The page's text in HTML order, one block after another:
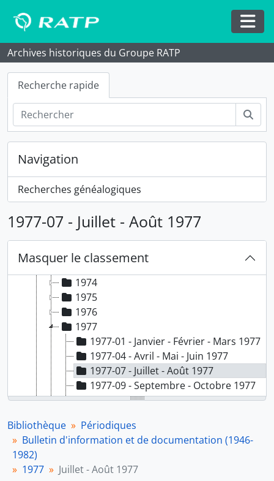
Archives historiques du Groupe RATP
Recherche rapide
Navigation
Recherches généalogiques
1977-07 - Juillet - Août 1977
Masquer le classement
1956
1957
1958
1959
1960
1961
1962
1964
1966
1967
1968
1970
1971
1972
1974
1975
1976
1977
1977-01 - Janvier - Février - Mars 1977
1977-04 - Avril - Mai - Juin 1977
1977-07 - Juillet - Août 1977
1977-09 - Septembre - Octobre 1977
1977-11 - Novembre - Décembre 1977
1978
1979
1981
Bibliothèque
Périodiques
Bulletin d'information et de documentation (1946-
1982)
1977
Juillet - Août 1977